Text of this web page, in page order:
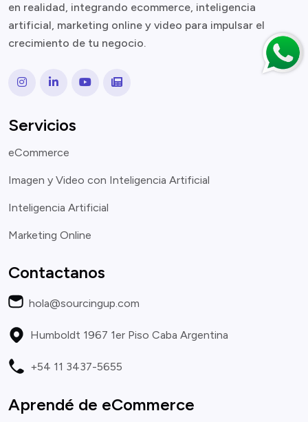
en realidad, integrando ecommerce, inteligencia
artificial, marketing online y video para impulsar el
crecimiento de tu negocio.
InstagramLinkedInYouTubeMedium
Servicios
eCommerce
Imagen y Video con Inteligencia Artificial
Inteligencia Artificial
Marketing Online
Contactanos
hola@sourcingup.com
Humboldt 1967 1er Piso Caba Argentina
+54 11 3437-5655
Aprendé de eCommerce